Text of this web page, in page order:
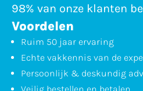
98% van onze klanten
Voordelen
Ruim 50 jaar ervaring
Echte vakkennis van de
Persoonlijk & deskundig